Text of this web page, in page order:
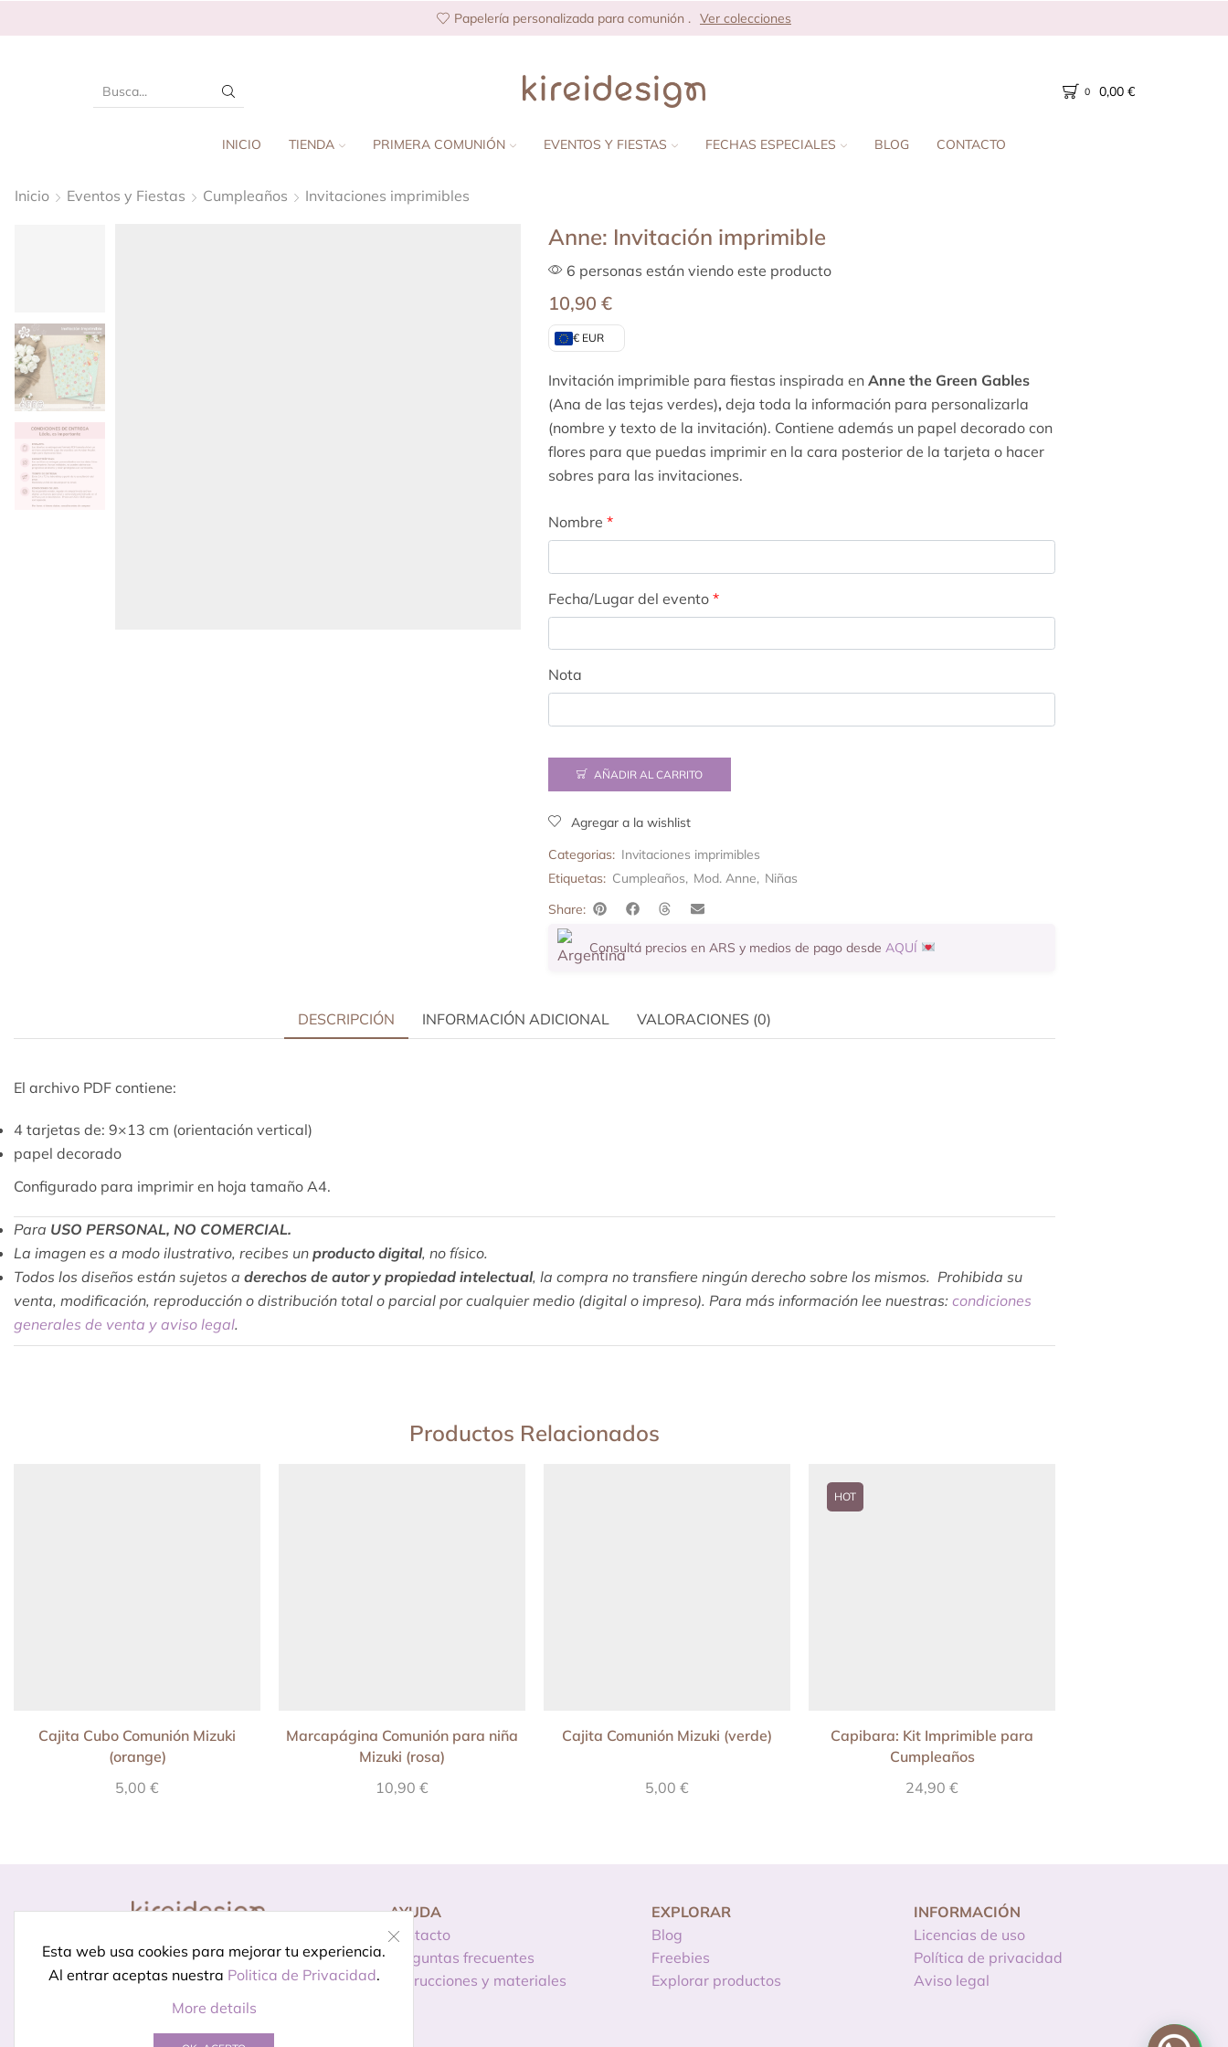
Papelería personalizada para comunión . Ver colecciones
0 0,00 €
INICIO TIENDA PRIMERA COMUNIÓN EVENTOS Y FIESTAS FECHAS ESPECIALES BLOG CONTACTO
Inicio Eventos y Fiestas Cumpleaños Invitaciones imprimibles
Anne: Invitación imprimible
6 personas están viendo este producto
10,90 €
€ EUR
Invitación imprimible para fiestas inspirada en Anne the Green Gables
(Ana de las tejas verdes), deja toda la información para personalizarla
(nombre y texto de la invitación). Contiene además un papel decorado con
flores para que puedas imprimir en la cara posterior de la tarjeta o hacer
sobres para las invitaciones.
Nombre *
Fecha/Lugar del evento *
Nota
AÑADIR AL CARRITO
Agregar a la wishlist
Categorias: Invitaciones imprimibles
Etiquetas: Cumpleaños, Mod. Anne, Niñas
Share:
Consultá precios en ARS y medios de pago desde AQUÍ
DESCRIPCIÓN INFORMACIÓN ADICIONAL VALORACIONES (0)
El archivo PDF contiene:
4 tarjetas de: 9×13 cm (orientación vertical)
papel decorado
Configurado para imprimir en hoja tamaño A4.
Para USO PERSONAL, NO COMERCIAL.
La imagen es a modo ilustrativo, recibes un producto digital, no físico.
Todos los diseños están sujetos a derechos de autor y propiedad intelectual, la compra no transfiere ningún derecho sobre los mismos. Prohibida su
venta, modificación, reproducción o distribución total o parcial por cualquier medio (digital o impreso). Para más información lee nuestras: condiciones
generales de venta y aviso legal.
Productos Relacionados
Cajita Cubo Comunión Mizuki
(orange)
5,00 €
Marcapágina Comunión para niña
Mizuki (rosa)
10,90 €
Cajita Comunión Mizuki (verde)
5,00 €
HOT
Capibara: Kit Imprimible para
Cumpleaños
24,90 €
Esta web usa cookies para mejorar tu experiencia.
Al entrar aceptas nuestra Politica de Privacidad.
More details
Diseño para momentos
especiales.
Porque celebrar
está en los detalles
AYUDA
Contacto
Preguntas frecuentes
Instrucciones y materiales
EXPLORAR
Blog
Freebies
Explorar productos
INFORMACIÓN
Licencias de uso
Política de privacidad
Aviso legal